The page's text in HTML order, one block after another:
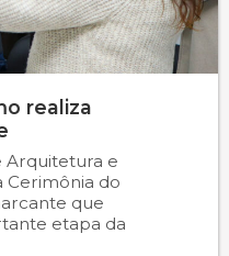
realiza
Arquitetura e
Cerimônia do
que
etapa da